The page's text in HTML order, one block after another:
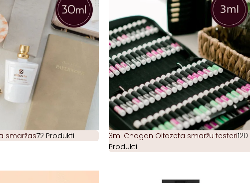
smaržas72 Produkti 3ml Chogan Olfazeta smaržu testeri120
Produkti